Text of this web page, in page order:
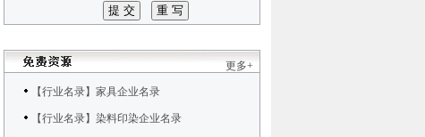
更多+
【行业名录】家具企业名录
【行业名录】染料印染企业名录